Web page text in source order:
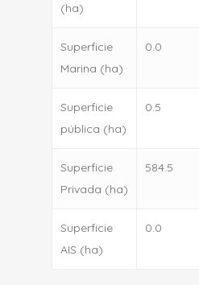
(ha)
Superficie
Marina (ha)
0.0
Superficie
pública (ha)
0.5
Superficie
Privada (ha)
584.5
Superficie
AIS (ha)
0.0